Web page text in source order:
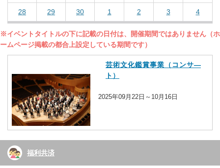
28 29 30 1 2 3 4
※イベントタイトルの下に記載の日付は、開催期間ではありません（ホ
ームページ掲載の都合上設定している期間です）
芸術文化鑑賞事業（コンサ―
ト）
2025年09月22日～10月16日
福利共済